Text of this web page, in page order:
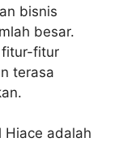
bisnis
besar.
fitur-fitur
terasa
Hiace adalah